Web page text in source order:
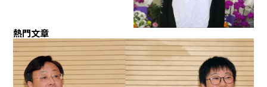
熱門文章